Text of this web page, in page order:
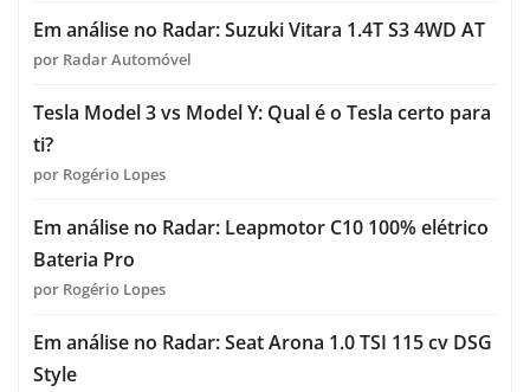
Em análise no Radar: Suzuki Vitara 1.4T S3 4WD AT
por Radar Automóvel
Tesla Model 3 vs Model Y: Qual é o Tesla certo para
ti?
por Rogério Lopes
Em análise no Radar: Leapmotor C10 100% elétrico
Bateria Pro
por Rogério Lopes
Em análise no Radar: Seat Arona 1.0 TSI 115 cv DSG
Style